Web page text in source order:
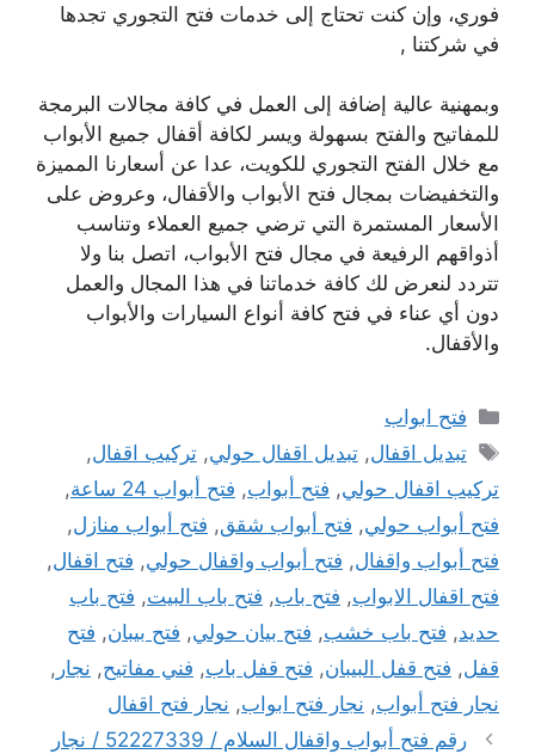
فوري، وإن كنت تحتاج إلى خدمات فتح التجوري تجدها
في شركتنا ,
وبمهنية عالية إضافة إلى العمل في كافة مجالات البرمجة
للمفاتيح والفتح بسهولة ويسر لكافة أقفال جميع الأبواب
مع خلال الفتح التجوري للكويت، عدا عن أسعارنا المميزة
والتخفيضات بمجال فتح الأبواب والأقفال، وعروض على
الأسعار المستمرة التي ترضي جميع العملاء وتناسب
أذواقهم الرفيعة في مجال فتح الأبواب، اتصل بنا ولا
تتردد لنعرض لك كافة خدماتنا في هذا المجال والعمل
دون أي عناء في فتح كافة أنواع السيارات والأبواب
والأقفال.
التصنيفات
فتح ابواب
الوسوم
تبديل اقفال,تبديل اقفال حولي,تركيب اقفال,
تركيب اقفال حولي, فتح أبواب, فتح أبواب 24 ساعة
,
فتح أبواب حولي, فتح أبواب شقق, فتح أبواب منازل,
فتح أبواب واقفال, فتح أبواب واقفال حولي, فتح اقفال,
فتح اقفال الابواب, فتح باب, فتح باب البيت, فتح باب
حديد, فتح باب خشب, فتح بيان حولي, فتح بيبان, فتح
قفل, فتح قفل البيبان, فتح قفل باب, فني مفاتيح, نجار ,
نجار فتح أبواب, نجار فتح ابواب, نجار فتح اقفال
رقم فتح أبواب واقفال السلام / 52227339 / نجار